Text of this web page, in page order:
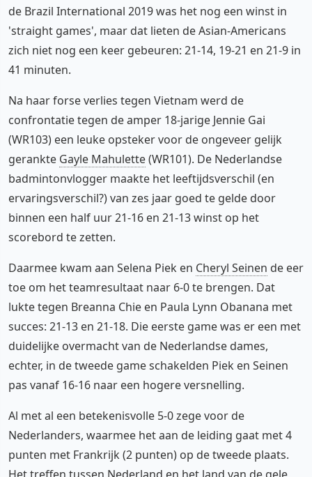
de Brazil International 2019 was het nog een winst in
'straight games', maar dat lieten de Asian-Americans
zich niet nog een keer gebeuren: 21-14, 19-21 en 21-9 in
41 minuten.
Na haar forse verlies tegen Vietnam werd de
confrontatie tegen de amper 18-jarige Jennie Gai
(WR103) een leuke opsteker voor de ongeveer gelijk
gerankte Gayle Mahulette(WR101). De Nederlandse
badmintonvlogger maakte het leeftijdsverschil (en
ervaringsverschil?) van zes jaar goed te gelde door
binnen een half uur 21-16 en 21-13 winst op het
scorebord te zetten.
Daarmee kwam aan Selena Piek en Cheryl Seinen de eer
toe om het teamresultaat naar 6-0 te brengen. Dat
lukte tegen Breanna Chie en Paula Lynn Obanana met
succes: 21-13 en 21-18. Die eerste game was er een met
duidelijke overmacht van de Nederlandse dames,
echter, in de tweede game schakelden Piek en Seinen
pas vanaf 16-16 naar een hogere versnelling.
Al met al een betekenisvolle 5-0 zege voor de
Nederlanders, waarmee het aan de leiding gaat met 4
punten met Frankrijk (2 punten) op de tweede plaats.